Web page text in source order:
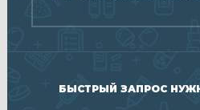
БЫСТРЫЙ ЗАПРОС